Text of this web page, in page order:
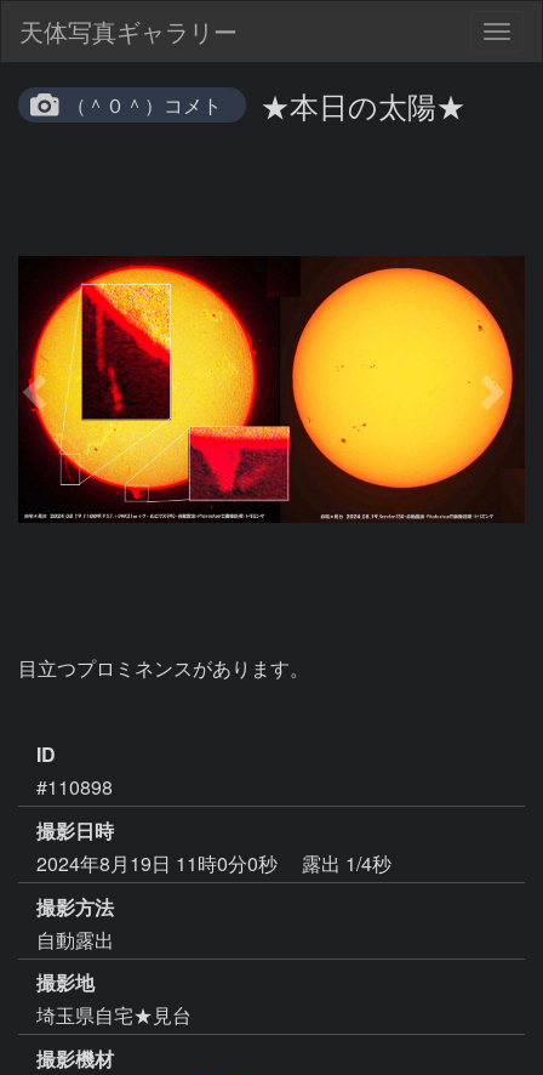
天体写真ギャラリー
（＾０＾）コメト ★本日の太陽★
目立つプロミネンスがあります。
ID
#110898
撮影日時
2024年8月19日 11時0分0秒
露出 1/4秒
撮影方法
自動露出
撮影地
埼玉県自宅★見台
撮影機材